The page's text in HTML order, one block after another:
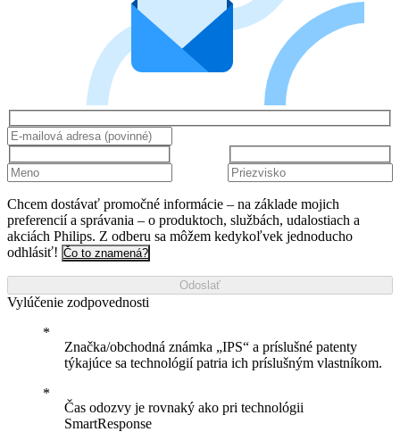
Chcem dostávať promočné informácie – na základe mojich
preferencií a správania – o produktoch, službách, udalostiach a
akciách Philips. Z odberu sa môžem kedykoľvek jednoducho
odhlásiť! Čo to znamená?
Odoslať
Vylúčenie zodpovednosti
Značka/obchodná známka „IPS“ a príslušné patenty
týkajúce sa technológií patria ich príslušným vlastníkom.
Čas odozvy je rovnaký ako pri technológii
SmartResponse